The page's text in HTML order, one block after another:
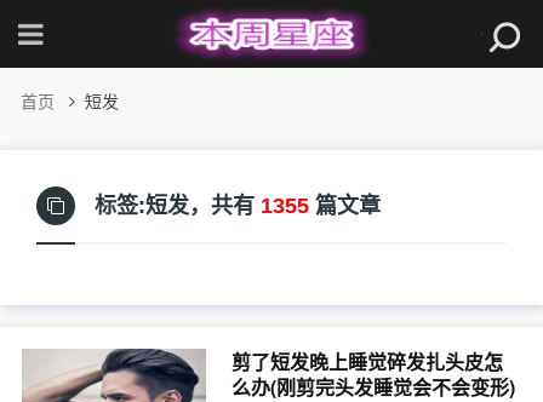
首页 短发
标签:短发， 共有 1355 篇文章
剪了短发晚上睡觉碎发扎头皮怎
么办(刚剪完头发睡觉会不会变形)